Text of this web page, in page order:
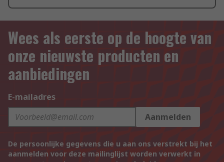
Wees als eerste op de hoogte van
onze nieuwste producten en
aanbiedingen
E-mailadres
Aanmelden
De persoonlijke gegevens die u aan ons verstrekt bij het
aanmelden voor deze mailinglijst worden verwerkt in